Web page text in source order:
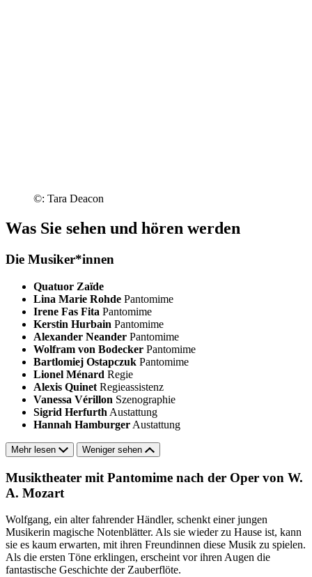
©: Tara Deacon
Was Sie sehen und hören werden
Die Musiker*innen
Quatuor Zaïde
Lina Marie Rohde Pantomime
Irene Fas Fita Pantomime
Kerstin Hurbain Pantomime
Alexander Neander Pantomime
Wolfram von Bodecker Pantomime
Bartlomiej Ostapczuk Pantomime
Lionel Ménard Regie
Alexis Quinet Regieassistenz
Vanessa Vérillon Szenographie
Sigrid Herfurth Austattung
Hannah Hamburger Austattung
Mehr lesen Weniger sehen
Musiktheater mit Pantomime nach der Oper von W.
A. Mozart
Wolfgang, ein alter fahrender Händler, schenkt einer jungen
Musikerin magische Notenblätter. Als sie wieder zu Hause ist, kann
sie es kaum erwarten, mit ihren Freundinnen diese Musik zu spielen.
Als die ersten Töne erklingen, erscheint vor ihren Augen die
fantastische Geschichte der Zauberflöte.